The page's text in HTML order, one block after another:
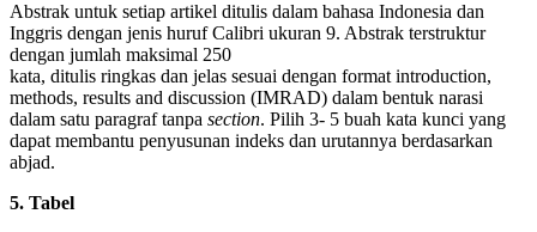
Abstrak untuk setiap artikel ditulis dalam bahasa Indonesia dan
Inggris dengan jenis huruf Calibri ukuran 9. Abstrak terstruktur
dengan jumlah maksimal 250
kata, ditulis ringkas dan jelas sesuai dengan format introduction,
methods, results and discussion (IMRAD) dalam bentuk narasi
dalam satu paragraf tanpa section. Pilih 3- 5 buah kata kunci yang
dapat membantu penyusunan indeks dan urutannya berdasarkan
abjad.
5. Tabel